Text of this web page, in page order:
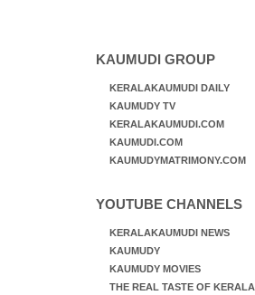
KAUMUDI GROUP
KERALAKAUMUDI DAILY
KAUMUDY TV
KERALAKAUMUDI.COM
KAUMUDI.COM
KAUMUDYMATRIMONY.COM
YOUTUBE CHANNELS
KERALAKAUMUDI NEWS
KAUMUDY
KAUMUDY MOVIES
THE REAL TASTE OF KERALA